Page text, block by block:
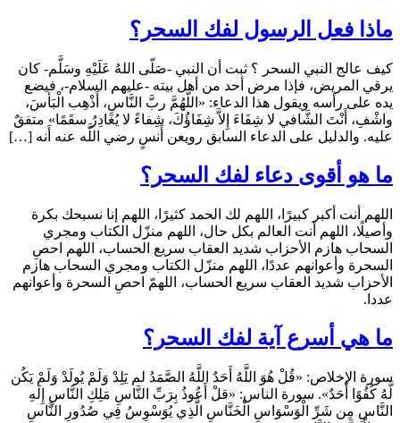
ماذا فعل الرسول لفك السحر؟
كيف عالج النبي السحر ؟ ثبت أن النبي -صَلّى اللهُ عَلَيْهِ وسَلَّم- كان
يرقي المريض، فإذا مرض أحد من أهل بيته -عليهم السلام-، فيضع
يده على رأسه ويقول هذا الدعاء: «اللَّهُمَّ ربَّ النَّاسِ، أَذْهِب الْبَأسَ،
واشْفِ، أَنْتَ الشَّافي لا شِفَاءَ إِلاَّ شِفَاؤُكَ، شِفاءً لا يُغَادِرُ سقَمًا» متفقٌ
عليه. والدليل على الدعاء السابق رويعن أَنسٍ رضي اللَّه عنه أَنه […]
ما هو أقوى دعاء لفك السحر؟
اللهم أنت أكبر كبيرًا، اللهم لك الحمد كثيرًا، اللهم إنا نسبحك بكرة
وأصيلًا، اللهم أنت العالم بكل حال، اللهم منزّل الكتاب ومجري
السحاب هازم الأحزاب شديد العقاب سريع الحساب، اللهم احصِ
السحرة وأعوانهم عددًا، اللهم منزّل الكتاب ومجري السحاب هازم
الأحزاب شديد العقاب سريع الحساب، اللهمّ احصِ السحرة وأعوانهم
عددا.
ما هي أسرع آية لفك السحر؟
سورة الإخلاص: «قُلْ هُوَ اللَّهُ أَحَدٌ اللَّهُ الصَّمَدُ لم يَلِدْ وَلَمْ يُولَدْ وَلَمْ يَكُن
لَّهُ كُفُوًا أَحَدٌ». سورة الناس: «قلْ أَعُوذُ بِرَبِّ النَّاسِ مَلِكِ النَّاسِ إِلَهِ
النَّاسِ مِن شَرِّ الْوَسْوَاسِ الْخَنَّاسِ الَّذِي يُوَسْوِسُ فِي صُدُورِ النَّاسِ